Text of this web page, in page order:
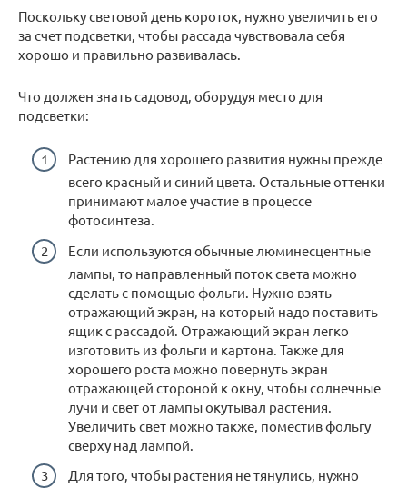
Поскольку световой день короток, нужно увеличить его
за счет подсветки, чтобы рассада чувствовала себя
хорошо и правильно развивалась.
Что должен знать садовод, оборудуя место для
подсветки:
Растению для хорошего развития нужны прежде
всего красный и синий цвета. Остальные оттенки
принимают малое участие в процессе
фотосинтеза.
Если используются обычные люминесцентные
лампы, то направленный поток света можно
сделать с помощью фольги. Нужно взять
отражающий экран, на который надо поставить
ящик с рассадой. Отражающий экран легко
изготовить из фольги и картона. Также для
хорошего роста можно повернуть экран
отражающей стороной к окну, чтобы солнечные
лучи и свет от лампы окутывал растения.
Увеличить свет можно также, поместив фольгу
сверху над лампой.
Для того, чтобы растения не тянулись, нужно